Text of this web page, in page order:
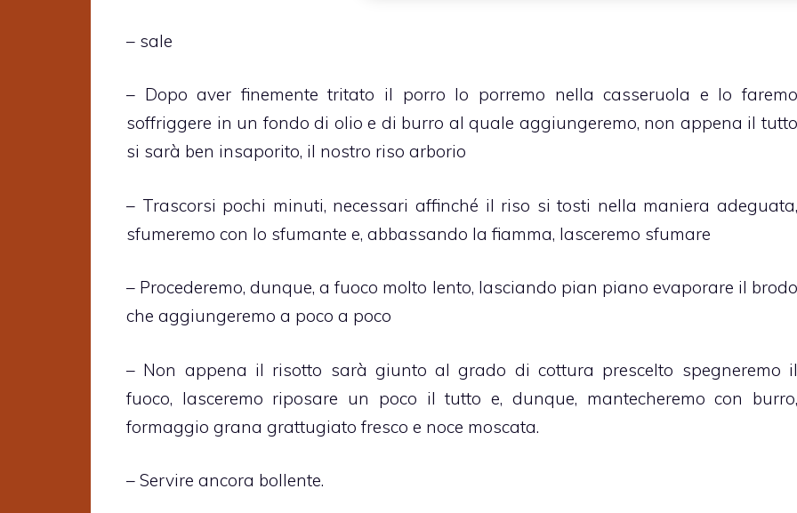
– sale
– Dopo aver finemente tritato il porro lo porremo nella casseruola e lo faremo
soffriggere in un fondo di olio e di burro al quale aggiungeremo, non appena il tutto
si sarà ben insaporito, il nostro riso arborio
– Trascorsi pochi minuti, necessari affinché il riso si tosti nella maniera adeguata,
sfumeremo con lo sfumante e, abbassando la fiamma, lasceremo sfumare
– Procederemo, dunque, a fuoco molto lento, lasciando pian piano evaporare il brodo
che aggiungeremo a poco a poco
– Non appena il risotto sarà giunto al grado di cottura prescelto spegneremo il
fuoco, lasceremo riposare un poco il tutto e, dunque, mantecheremo con burro,
formaggio grana grattugiato fresco e noce moscata.
– Servire ancora bollente.